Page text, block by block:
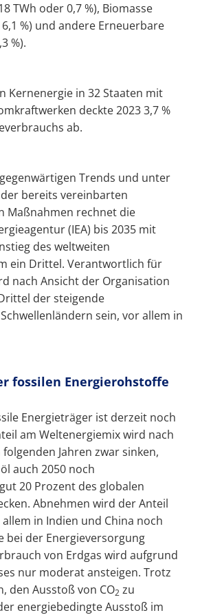
TWh oder 0,7 %), Biomasse
%) und andere Erneuerbare
%).
Kernenergie in 32 Staaten mit
deckte 2023 3,7 %
ab.
Trends und unter
bereits vereinbarten
Maßnahmen rechnet die
(IEA) bis 2035 mit
des weltweiten
ein Drittel. Verantwortlich für
nach Ansicht der Organisation
der steigende
sein, vor allem in
fossilen Energierohstoffe
Energieträger ist derzeit noch
am Weltenergiemix wird nach
Jahren zwar sinken,
auch 2050 noch
20 Prozent des globalen
Abnehmen wird der Anteil
in Indien und China noch
bei der Energieversorgung
von Erdgas wird aufgrund
nur moderat ansteigen. Trotz
den Ausstoß von CO2 zu
energiebedingte Ausstoß im